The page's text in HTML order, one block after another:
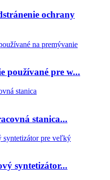
ochrany
používané pre w...
stanica...
syntetizátor...